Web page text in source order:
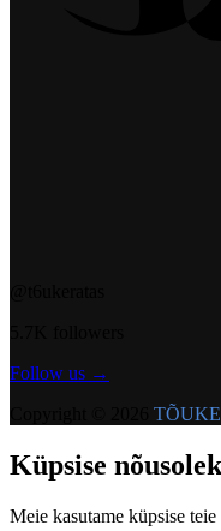
Follow us →
Küpsise nõusolek
Meie kasutame küpsise